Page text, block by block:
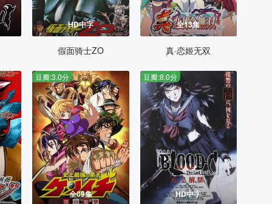
HD中字
假面骑士ZO
全13集
真·恋姬无双
全09集
豆瓣:3.0分
HD中字
豆瓣:8.0分